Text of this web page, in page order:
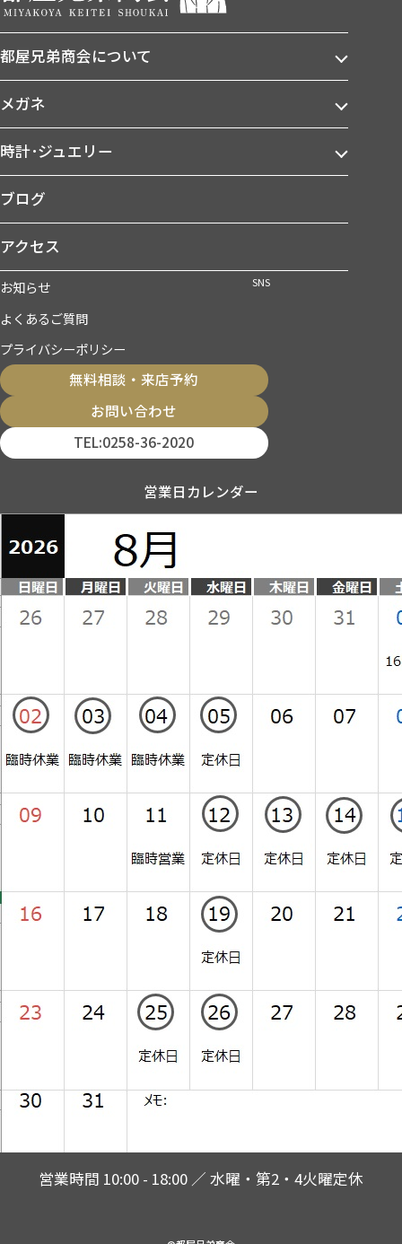
都屋兄弟商会について
メガネ
時計･ジュエリー
ブログ
アクセス
お知らせ
よくあるご質問
プライバシーポリシー
SNS
無料相談・来店予約
お問い合わせ
TEL:0258-36-2020
営業日カレンダー
営業時間 10:00 - 18:00 ／ 水曜・第2・4火曜定休